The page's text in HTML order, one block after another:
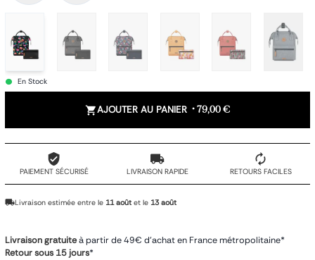
En Stock
AJOUTER AU PANIER •79,00 €
PAIEMENT SÉCURISÉ LIVRAISON RAPIDE RETOURS FACILES
Livraison estimée entre le 11 août et le 13 août
Livraison gratuiteà partir de 49€ d'achat en France métropolitaine*
Retour sous 15 jours*